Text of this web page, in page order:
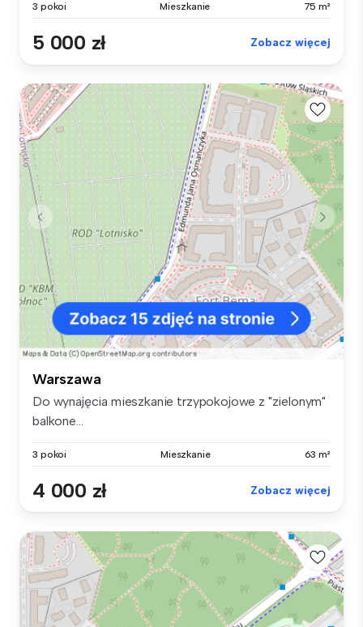
3 pokoi Mieszkanie 75 m²
5 000 zł Zobacz więcej
Warszawa
Do wynajęcia mieszkanie trzypokojowe z "zielonym"
balkone...
3 pokoi Mieszkanie 63 m²
4 000 zł Zobacz więcej